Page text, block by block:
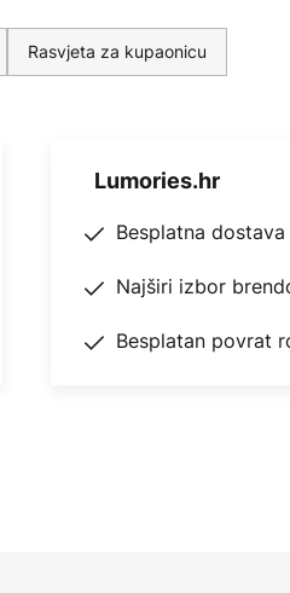
Rasvjeta za kupaonicu
Lumories.hr
Besplatna
Najširi izbor
Besplatan povrat